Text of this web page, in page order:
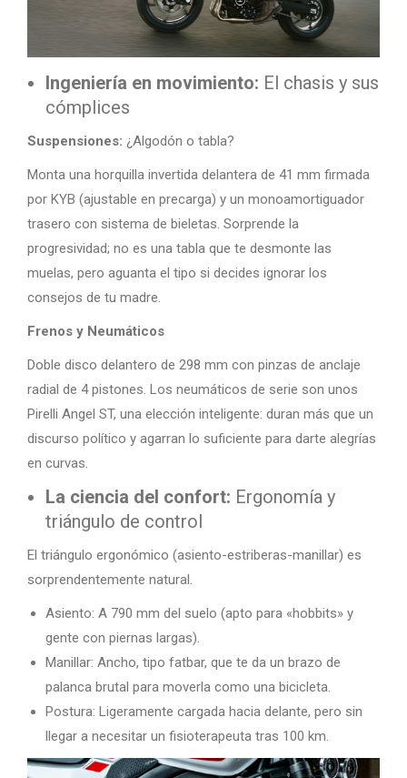
Ingeniería en movimiento: El chasis y sus
cómplices
Suspensiones: ¿Algodón o tabla?
Monta una horquilla invertida delantera de 41 mm firmada
por KYB (ajustable en precarga) y un monoamortiguador
trasero con sistema de bieletas. Sorprende la
progresividad; no es una tabla que te desmonte las
muelas, pero aguanta el tipo si decides ignorar los
consejos de tu madre.
Frenos y Neumáticos
Doble disco delantero de 298 mm con pinzas de anclaje
radial de 4 pistones. Los neumáticos de serie son unos
Pirelli Angel ST, una elección inteligente: duran más que un
discurso político y agarran lo suficiente para darte alegrías
en curvas.
La ciencia del confort: Ergonomía y
triángulo de control
El triángulo ergonómico (asiento-estriberas-manillar) es
sorprendentemente natural.
Asiento: A 790 mm del suelo (apto para «hobbits» y
gente con piernas largas).
Manillar: Ancho, tipo fatbar, que te da un brazo de
palanca brutal para moverla como una bicicleta.
Postura: Ligeramente cargada hacia delante, pero sin
llegar a necesitar un fisioterapeuta tras 100 km.